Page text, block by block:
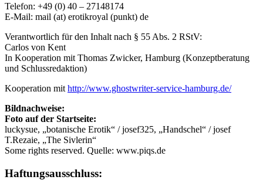
Telefon: +49 (0) 40 – 27148174
E-Mail: mail (at) erotikroyal (punkt) de
Verantwortlich für den Inhalt nach § 55 Abs. 2 RStV:
Carlos von Kent
In Kooperation mit Thomas Zwicker, Hamburg (Konzeptberatung
und Schlussredaktion)
Kooperation mit http://www.ghostwriter-service-hamburg.de/
Bildnachweise:
Foto auf der Startseite:
luckysue, „botanische Erotik“ / josef325, „Handschel“ / josef
T.Rezaie, „The Sivlerin“
Some rights reserved. Quelle: www.piqs.de
Haftungsausschluss: